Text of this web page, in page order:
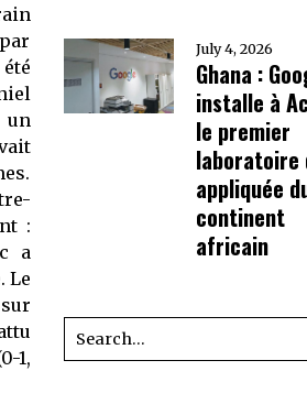
:
a
Le
1,
July 4, 2026
Ghana :
installe à
le premier
laboratoire
appliquée
continent
africain